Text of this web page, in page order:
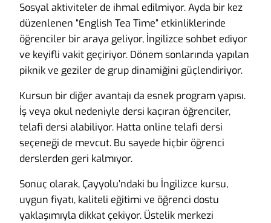
Sosyal aktiviteler de ihmal edilmiyor. Ayda bir kez
düzenlenen “English Tea Time” etkinliklerinde
öğrenciler bir araya geliyor, İngilizce sohbet ediyor
ve keyifli vakit geçiriyor. Dönem sonlarında yapılan
piknik ve geziler de grup dinamiğini güçlendiriyor.
Kursun bir diğer avantajı da esnek program yapısı.
İş veya okul nedeniyle dersi kaçıran öğrenciler,
telafi dersi alabiliyor. Hatta online telafi dersi
seçeneği de mevcut. Bu sayede hiçbir öğrenci
derslerden geri kalmıyor.
Sonuç olarak, Çayyolu’ndaki bu İngilizce kursu,
uygun fiyatı, kaliteli eğitimi ve öğrenci dostu
yaklaşımıyla dikkat çekiyor. Üstelik merkezi